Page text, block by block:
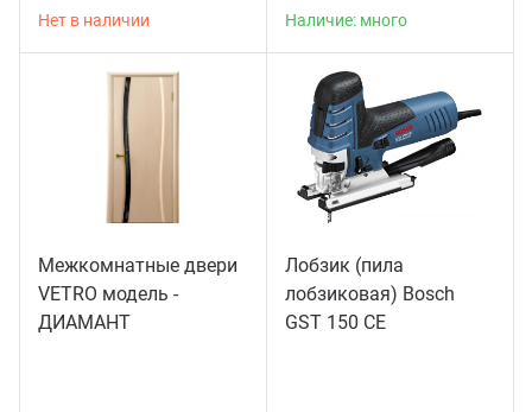
Нет в наличии Наличие: много
Межкомнатные двери
VETRO модель -
ДИАМАНТ
Лобзик (пила
лобзиковая) Bosch
GST 150 CE